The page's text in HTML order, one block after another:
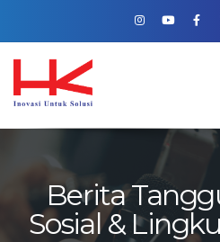
Berita
Sosial &